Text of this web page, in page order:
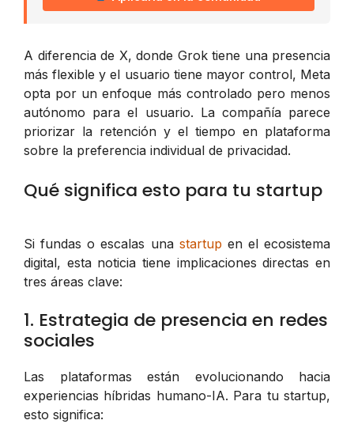
A diferencia de X, donde Grok tiene una presencia
más flexible y el usuario tiene mayor control, Meta
opta por un enfoque más controlado pero menos
autónomo para el usuario. La compañía parece
priorizar la retención y el tiempo en plataforma
sobre la preferencia individual de privacidad.
Qué significa esto para tu startup
Si fundas o escalas una startup en el ecosistema
digital, esta noticia tiene implicaciones directas en
tres áreas clave:
1. Estrategia de presencia en redes
sociales
Las plataformas están evolucionando hacia
experiencias híbridas humano-IA. Para tu startup,
esto significa: